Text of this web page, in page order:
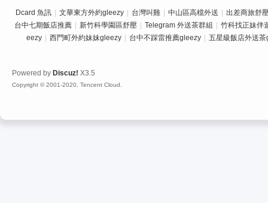
Dcard 魚訊 文華東方外約gleezy 台灣叫雞 中山區高檔外送
出差商旅舒
台中七期飯店推薦
新竹科學園區舒壓 Telegram 外送茶群組
竹科找正妹伴
eezy
西門町外約妹妹gleezy 台中不踩雷推薦gleezy 五星級飯店外送
Powered by Discuz! X3.5
Copyright © 2001-2020, Tencent Cloud.